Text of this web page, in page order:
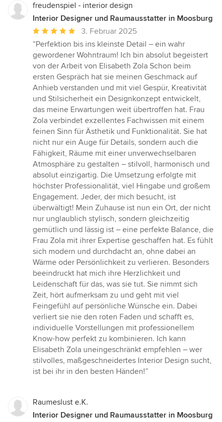
freudenspiel - interior design
Interior Designer und Raumausstatter in Moosburg
Durchschnittliche
Bewertung:
5
von
5
Sternen
3. Februar 2025
“Perfektion bis ins kleinste Detail – ein wahr
gewordener Wohntraum! Ich bin absolut begeistert
von der Arbeit von Elisabeth Zola Schon beim
ersten Gespräch hat sie meinen Geschmack auf
Anhieb verstanden und mit viel Gespür, Kreativität
und Stilsicherheit ein Designkonzept entwickelt,
das meine Erwartungen weit übertroffen hat. Frau
Zola verbindet exzellentes Fachwissen mit einem
feinen Sinn für Ästhetik und Funktionalität. Sie hat
nicht nur ein Auge für Details, sondern auch die
Fähigkeit, Räume mit einer unverwechselbaren
Atmosphäre zu gestalten – stilvoll, harmonisch und
absolut einzigartig. Die Umsetzung erfolgte mit
höchster Professionalität, viel Hingabe und großem
Engagement. Jeder, der mich besucht, ist
überwältigt! Mein Zuhause ist nun ein Ort, der nicht
nur unglaublich stylisch, sondern gleichzeitig
gemütlich und lässig ist – eine perfekte Balance, die
Frau Zola mit ihrer Expertise geschaffen hat. Es fühlt
sich modern und durchdacht an, ohne dabei an
Wärme oder Persönlichkeit zu verlieren. Besonders
beeindruckt hat mich ihre Herzlichkeit und
Leidenschaft für das, was sie tut. Sie nimmt sich
Zeit, hört aufmerksam zu und geht mit viel
Feingefühl auf persönliche Wünsche ein. Dabei
verliert sie nie den roten Faden und schafft es,
individuelle Vorstellungen mit professionellem
Know-how perfekt zu kombinieren. Ich kann
Elisabeth Zola uneingeschränkt empfehlen – wer
stilvolles, maßgeschneidertes Interior Design sucht,
ist bei ihr in den besten Händen!”
Raumeslust e.K.
Interior Designer und Raumausstatter in Moosburg